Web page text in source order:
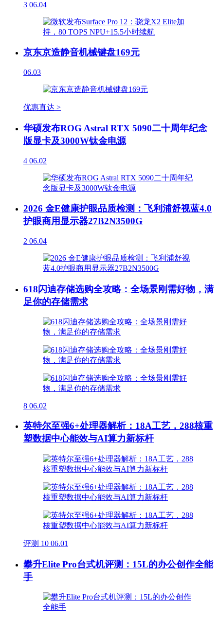
3 06.04
京东京造静音机械键盘169元
06.03
优惠直达 >
华硕发布ROG Astral RTX 5090二十周年纪念
版显卡及3000W钛金电源
4 06.02
2026 金E健康护眼品质检测：飞利浦舒视蓝4.0
护眼商用显示器27B2N3500G
2 06.04
618闪迪存储选购全攻略：全场景刚需好物，满
足你的存储需求
8 06.02
英特尔至强6+处理器解析：18A工艺，288核重
塑数据中心能效与AI算力新标杆
评测 10 06.01
攀升Elite Pro台式机评测：15L的办公创作全能
手